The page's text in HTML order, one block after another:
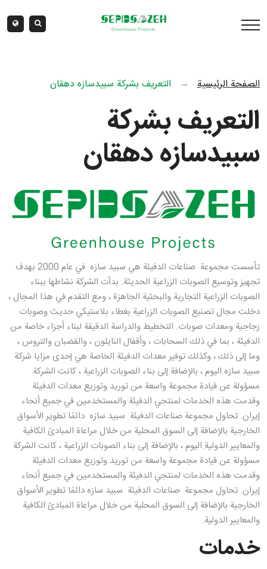
الصفحة الرئيسية → التعريف بشركة سبيدسازه دهقان
التعريف بشركة
سبيدسازه دهقان
تأسست مجموعة صناعات الدفيئة هي سبید سازه في عام 2000 بهدف
تجهيز وتوسيع الصوبات الزراعية الحديثة. بدأت الشركة نشاطها ببناء
الصوبات الزراعية التجارية والبحثية الجاهزة ، ومع التقدم في هذا المجال ،
دخلت مجال تصنيع الصوبات الزراعية بغطاء بلاستيكي حديث وصوبات
زجاجية ومعدات صوبات. التخطيط والدراسة الدقيقة لبناء أجزاء خاصة من
الدفيئة ، بما في ذلك السحابات ، وأقفال النايلون ، والقضبان والتروس ،
وما إلى ذلك ، وكذلك توفير معدات الدفيئة الخاصة هي إحدى مزايا شركة
سبید سازه.اليوم ، بالإضافة إلى بناء الصوبات الزراعية ، كانت الشركة
مسؤولة عن قيادة مجموعة واسعة من توريد وتوزيع معدات الدفيئة
وقدمت هذه الخدمات لمنتجي الدفيئة والمستخدمين في جميع أنحاء
إيران. تحاول مجموعة صناعات الدفيئة سبید سازه دائمًا تطوير الأسواق
الخارجية بالإضافة إلى السوق المحلية من خلال مراعاة المبادئ الكافية
والمعايير الدولية.اليوم ، بالإضافة إلى بناء الصوبات الزراعية ، كانت الشركة
مسؤولة عن قيادة مجموعة واسعة من توريد وتوزيع معدات الدفيئة
وقدمت هذه الخدمات لمنتجي الدفيئة والمستخدمين في جميع أنحاء
إيران. تحاول مجموعة صناعات الدفيئة سبید سازه دائمًا تطوير الأسواق
الخارجية بالإضافة إلى السوق المحلية من خلال مراعاة المبادئ الكافية
والمعايير الدولية.
خدمات